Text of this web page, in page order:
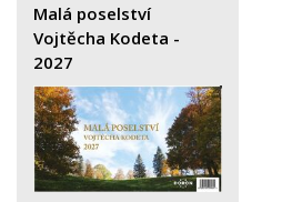
Malá poselství
Vojtěcha Kodeta -
2027